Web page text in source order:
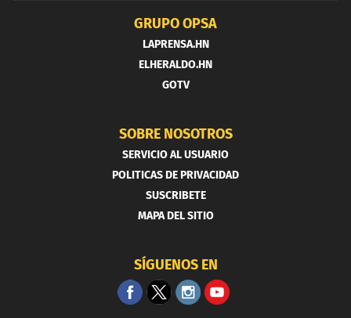
GRUPO OPSA
LAPRENSA.HN
ELHERALDO.HN
GOTV
SOBRE NOSOTROS
SERVICIO AL USUARIO
POLITICAS DE PRIVACIDAD
SUSCRIBETE
MAPA DEL SITIO
SÍGUENOS EN